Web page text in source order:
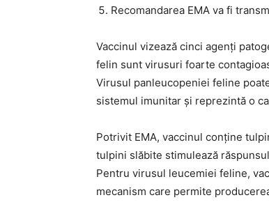
Recomandarea EMA va fi
Vaccinul vizează cinci agenți
felin sunt virusuri foarte
Virusul panleucopeniei feline
sistemul imunitar și reprezintă o
Potrivit EMA, vaccinul conține
tulpini slăbite stimulează
Pentru virusul leucemiei feline,
mecanism care permite